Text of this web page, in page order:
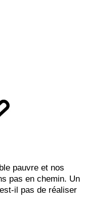
pauvre et nos
pas en chemin. Un
il pas de réaliser